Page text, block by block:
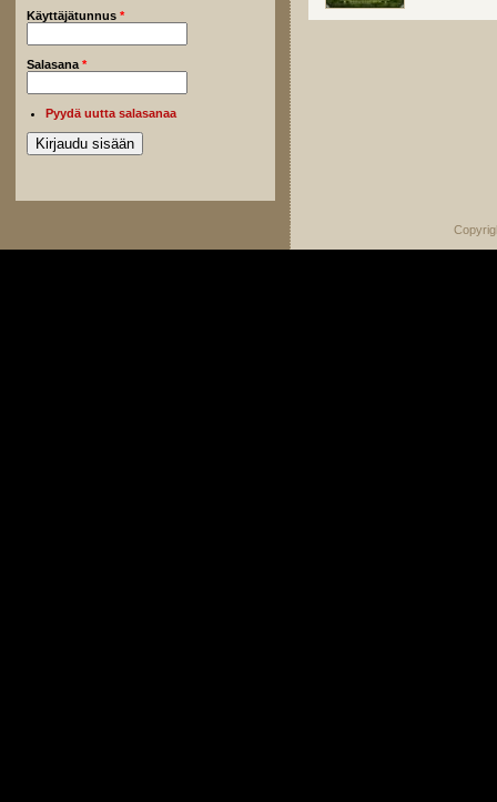
Käyttäjätunnus *
Salasana *
Pyydä uutta salasanaa